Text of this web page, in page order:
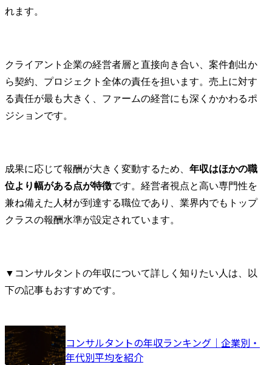
れます。
クライアント企業の経営者層と直接向き合い、案件創出か
ら契約、プロジェクト全体の責任を担います。売上に対す
る責任が最も大きく、ファームの経営にも深くかかわるポ
ジションです。
成果に応じて報酬が大きく変動するため、 年収はほかの職
位より幅がある点が特徴です。経営者視点と高い専門性を
兼ね備えた人材が到達する職位であり、業界内でもトップ
クラスの報酬水準が設定されています。
▼コンサルタントの年収について詳しく知りたい人は、以
下の記事もおすすめです。
コンサルタントの年収ランキング｜企業別・
年代別平均を紹介